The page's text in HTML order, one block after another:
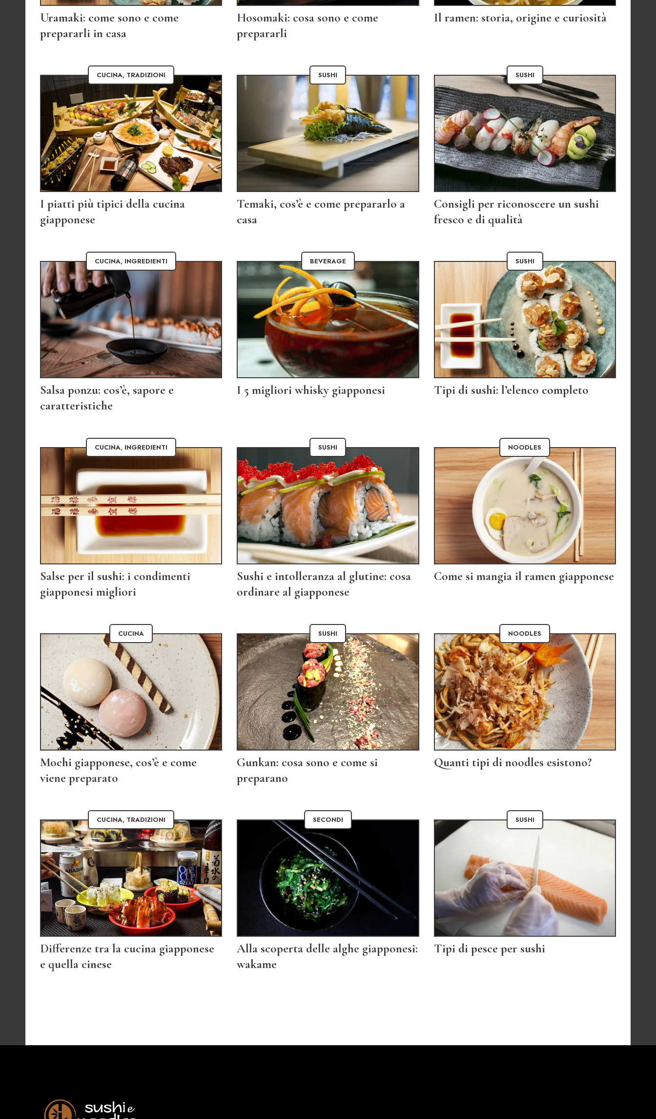
Uramaki: come sono e come
prepararli in casa
Hosomaki: cosa sono e come
prepararli
Il ramen: storia, origine e curiosità
CUCINA, TRADIZIONI
I piatti più tipici della cucina
giapponese
SUSHI
Temaki, cos’è e come prepararlo a
casa
SUSHI
Consigli per riconoscere un sushi
fresco e di qualità
CUCINA, INGREDIENTI
Salsa ponzu: cos’è, sapore e
caratteristiche
BEVERAGE
I 5 migliori whisky giapponesi
SUSHI
Tipi di sushi: l’elenco completo
CUCINA, INGREDIENTI
Salse per il sushi: i condimenti
giapponesi migliori
SUSHI
Sushi e intolleranza al glutine: cosa
ordinare al giapponese
NOODLES
Come si mangia il ramen giapponese
CUCINA
Mochi giapponese, cos’è e come
viene preparato
SUSHI
Gunkan: cosa sono e come si
preparano
NOODLES
Quanti tipi di noodles esistono?
CUCINA, TRADIZIONI
Differenze tra la cucina giapponese
e quella cinese
SECONDI
Alla scoperta delle alghe giapponesi:
wakame
SUSHI
Tipi di pesce per sushi